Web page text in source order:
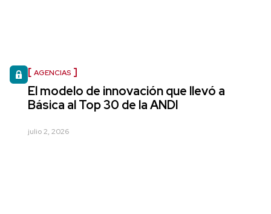
AGENCIAS
El modelo de innovación que llevó a
Básica al Top 30 de la ANDI
julio 2, 2026